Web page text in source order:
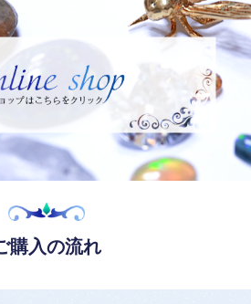
購入の流れ